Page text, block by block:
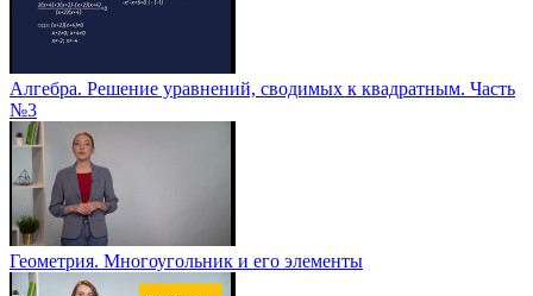
Алгебра. Решение уравнений, сводимых к квадратным. Часть
№3
Геометрия. Многоугольник и его элементы